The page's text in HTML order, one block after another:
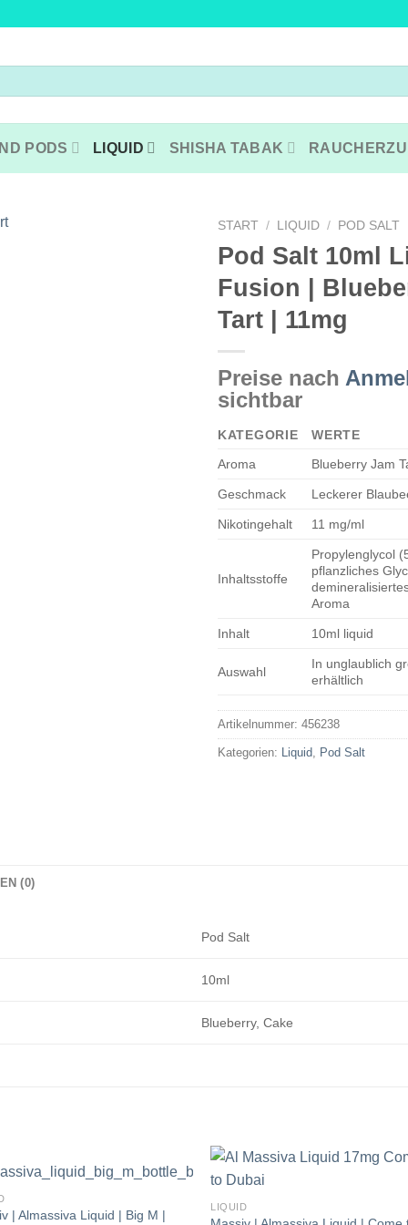
PODS LIQUID SHISHA TABAK
START / LIQUID / POD SALT
Pod Salt 10ml
Fusion |
Tart | 11mg
Preise nach
sichtbar
KATEGORIE
WERTE
Aroma
Blueberry Jam
Geschmack Leckerer
Nikotingehalt 11 mg/ml
Inhaltsstoffe
Propylenglycol
pflanzliches
Aroma
Inhalt 10ml liquid
Auswahl
In unglaublich
erhältlich
Artikelnummer: 456238
Kategorien: Liquid Pod Salt
(0)
Pod Salt
10ml
Blueberry, Cake
| Almassiva Liquid | Big M |
LIQUID